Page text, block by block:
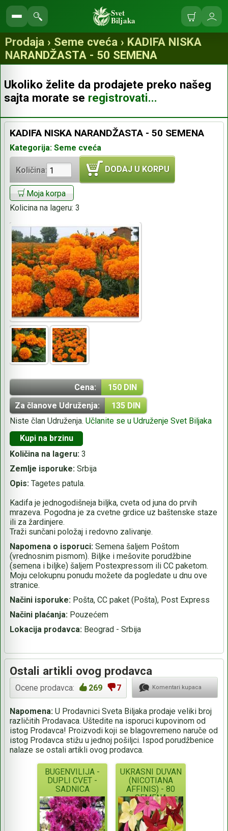
Pretraga
prodavnice
Svet
Biljaka Korpa
se
Prodaja › Seme cveća › KADIFA NISKA
NARANDŽASTA - 50 SEMENA
Ukoliko želite da prodajete preko našeg
sajta morate se registrovati...
KADIFA NISKA NARANDŽASTA - 50 SEMENA
Kategorija: Seme cveća
Količina: DODAJ U KORPU
Moja korpa
Kolicina na lageru: 3
Cena:
150 DIN
Za članove Udruženja:
135 DIN
Niste član Udruženja. Učlanite se u Udruženje Svet Biljaka
Kupi na brzinu
Količina na lageru: 3
Zemlje isporuke: Srbija
Opis: Tagetes patula.
Kadifa je jednogodišneja biljka, cveta od juna do prvih
mrazeva. Pogodna je za cvetne grdice uz baštenske staze
ili za žardinjere.
Traži sunčani položaj i redovno zalivanje.
Napomena o isporuci: Semena šaljem Poštom
(vrednosnim pismom). Biljke i mešovite porudžbine
(semena i biljke) šaljem Postexpressom ili CC paketom.
Moju celokupnu ponudu možete da pogledate u dnu ove
stranice.
Načini isporuke: Pošta, CC paket (Pošta), Post Express
Načini plaćanja: Pouzećem
Lokacija prodavca: Beograd - Srbija
Ostali artikli ovog prodavca
Ocene prodavca: 269 7 Komentari kupaca
Napomena: U Prodavnici Sveta Biljaka prodaje veliki broj
različitih Prodavaca. Uštedite na isporuci kupovinom od
istog Prodavca! Proizvodi koji se blagovremeno naruče od
istog Prodavca stižu u jednoj pošiljci. Ispod porudžbenice
nalaze se ostali artikli ovog prodavca.
BUGENVILIJA -
DUPLI CVET -
SADNICA
UKRASNI DUVAN
(NICOTIANA
AFFINIS) - 80
SEMENA